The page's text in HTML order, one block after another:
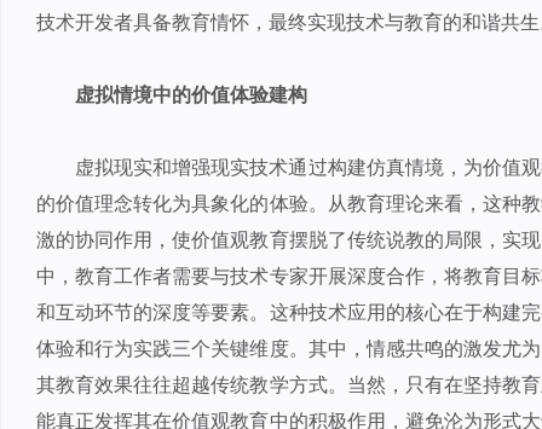
技术开发者具备教育情怀，最终实现技术与教育的和谐共
虚拟情境中的价值体验建构
虚拟现实和增强现实技术通过构建仿真情境，为价值
的价值理念转化为具象化的体验。从教育理论来看，这种
激的协同作用，使价值观教育摆脱了传统说教的局限，实
中，教育工作者需要与技术专家开展深度合作，将教育目
和互动环节的深度等要素。这种技术应用的核心在于构建
体验和行为实践三个关键维度。其中，情感共鸣的激发尤
其教育效果往往超越传统教学方式。当然，只有在坚持教
能真正发挥其在价值观教育中的积极作用，避免沦为形式